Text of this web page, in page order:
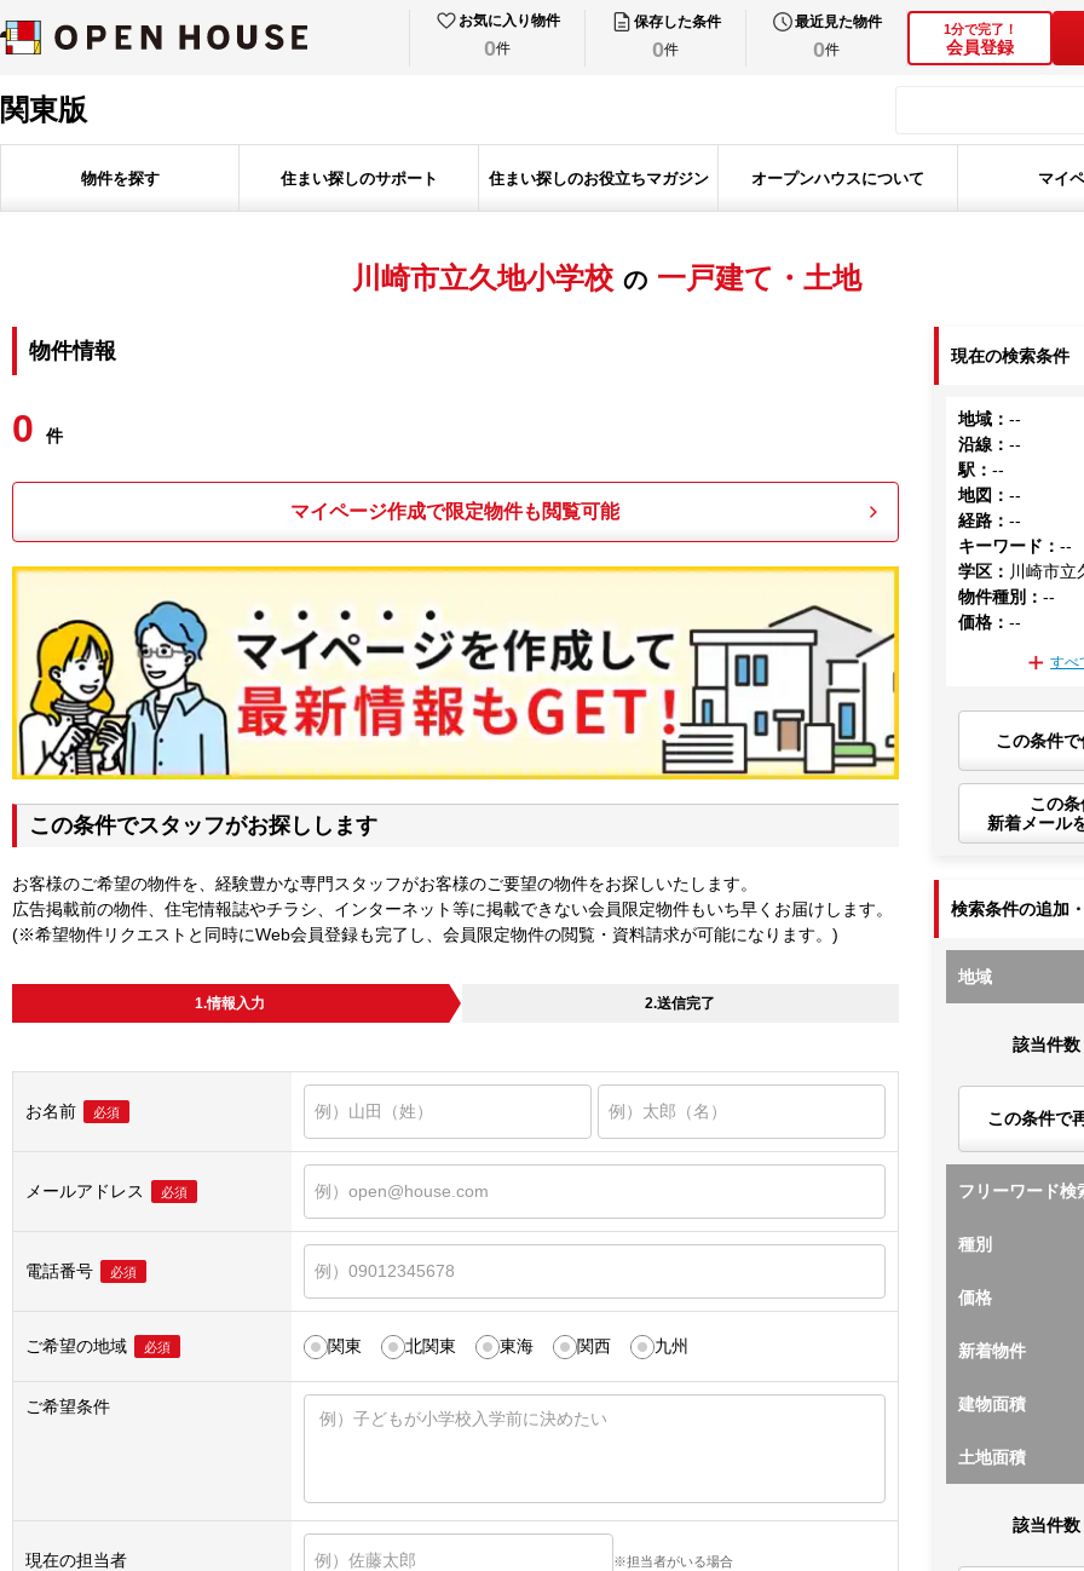
お気に入り物件
0件
保存した条件
0件
最近見た物件
0件
1分で完了！
会員登録
関東版
物件を探す 住まい探しのサポート 住まい探しのお役立ちマガジン オープンハウスについて マイ
川崎市立久地小学校 の 一戸建て・土地
物件情報
0 件
マイページ作成で限定物件も閲覧可能
この条件でスタッフがお探しします
お客様のご希望の物件を、経験豊かな専門スタッフがお客様のご要望の物件をお探しいたします。
広告掲載前の物件、住宅情報誌やチラシ、インターネット等に掲載できない会員限定物件もいち早くお届けします。
(※希望物件リクエストと同時にWeb会員登録も完了し、会員限定物件の閲覧・資料請求が可能になります。)
1.情報入力 2.送信完了
お名前 必須
メールアドレス 必須
電話番号 必須
ご希望の地域 必須 関東 北関東 東海 関西 九州
ご希望条件
現在の担当者 ※担当者がいる場合
現在の検索条件
地域 ：--
沿線 ：--
駅 ：--
地図 ：--
経路 ：--
キーワード ：--
学区 ： 川崎市立
物件種別 ：--
価格 ：--
すべ
この条件
この
新着メール
検索条件の追加
地域
該当件数
この条件で
フリーワード検
種別
価格
新着物件
建物面積
土地面積
該当件数